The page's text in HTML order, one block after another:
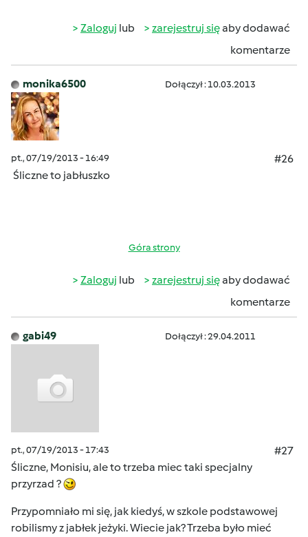
Zaloguj lub zarejestruj sięaby dodawać
komentarze
monika6500 Dołączył : 10.03.2013
pt., 07/19/2013 - 16:49
#26
Śliczne to jabłuszko
Góra strony
Zaloguj lub zarejestruj sięaby dodawać
komentarze
gabi49 Dołączył : 29.04.2011
pt., 07/19/2013 - 17:43
#27
Śliczne, Monisiu, ale to trzeba miec taki specjalny
przyrzad ?
Przypomniało mi się, jak kiedyś, w szkole podstawowej
robilismy z jabłek jeżyki. Wiecie jak? Trzeba było mieć